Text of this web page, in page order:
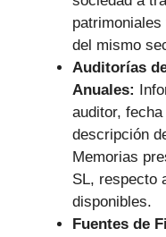
del mismo
Auditorías
Anuales:
auditor,
descripción
Memorias
SL, respecto
disponibles.
Fuentes de